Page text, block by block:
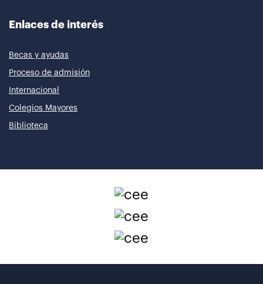
Enlaces de interés
Becas y ayudas
Proceso de admisión
Internacional
Colegios Mayores
Biblioteca